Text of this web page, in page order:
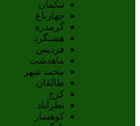
تنکمان
چهارباغ
گرمدره
هشتگرد
فردیس
ماهدشت
محمد شهر
طالقان
کرج
نظرآباد
کوهسار